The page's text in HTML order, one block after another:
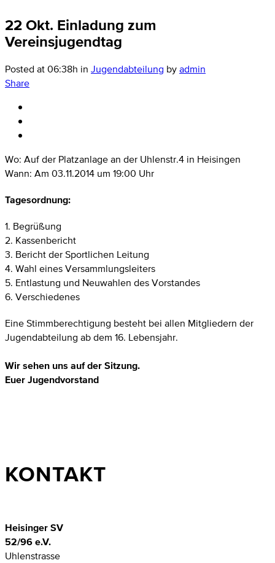
22 Okt. Einladung zum
Vereinsjugendtag
Posted at 06:38h in Jugendabteilung byadmin
Share
Wo: Auf der Platzanlage an der Uhlenstr.4 in Heisingen
Wann: Am 03.11.2014 um 19:00 Uhr
Tagesordnung:
1. Begrüßung
2. Kassenbericht
3. Bericht der Sportlichen Leitung
4. Wahl eines Versammlungsleiters
5. Entlastung und Neuwahlen des Vorstandes
6. Verschiedenes
Eine Stimmberechtigung besteht bei allen Mitgliedern der
Jugendabteilung ab dem 16. Lebensjahr.
Wir sehen uns auf der Sitzung.
Euer Jugendvorstand
KONTAKT
Heisinger SV
52/96 e.V.
Uhlenstrasse